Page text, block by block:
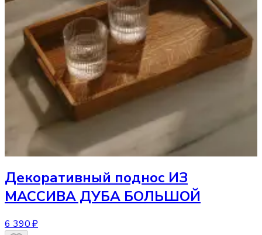
Декоративный поднос ИЗ
МАССИВА ДУБА БОЛЬШОЙ
6 390 ₽